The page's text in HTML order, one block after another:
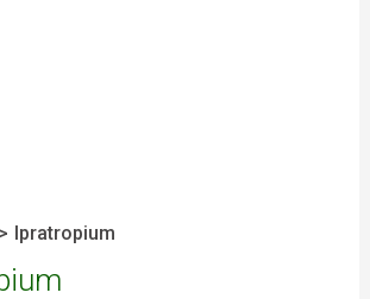
Ipratropium